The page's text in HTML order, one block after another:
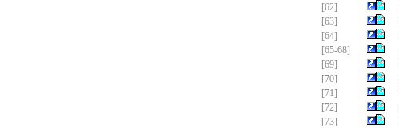
[62]
[63]
[64]
[65-68]
[69]
[70]
[71]
[72]
[73]